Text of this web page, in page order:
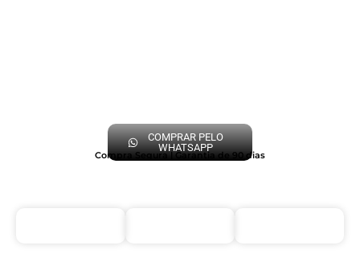
COMPRAR PELO
WHATSAPP
Compra Segura | Garantia de 90 dias